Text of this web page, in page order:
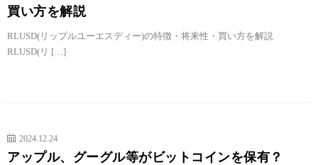
買い方を解説
RLUSD(リップルユーエスディー)の特徴・将来性・買い方を解説
RLUSD(リ […]
2024.12.24
アップル、グーグル等がビットコインを保有？